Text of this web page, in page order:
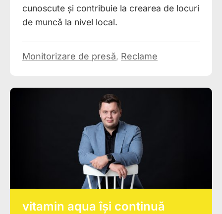
cunoscute și contribuie la crearea de locuri
de muncă la nivel local.
Monitorizare de presă, Reclame
vitamin aqua își continuă